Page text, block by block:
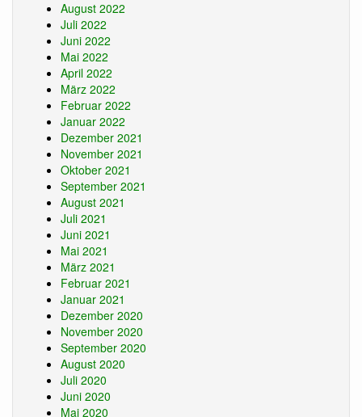
August 2022
Juli 2022
Juni 2022
Mai 2022
April 2022
März 2022
Februar 2022
Januar 2022
Dezember 2021
November 2021
Oktober 2021
September 2021
August 2021
Juli 2021
Juni 2021
Mai 2021
März 2021
Februar 2021
Januar 2021
Dezember 2020
November 2020
September 2020
August 2020
Juli 2020
Juni 2020
Mai 2020